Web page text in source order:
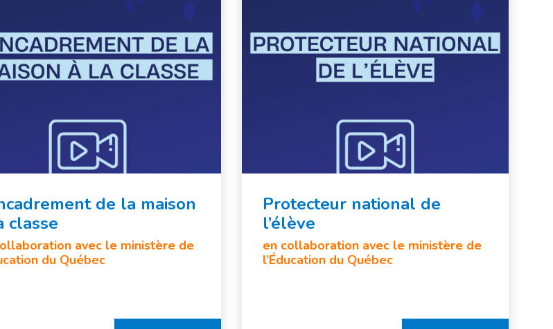
de la maison
classe
avec le ministère de
du Québec
Protecteur national de
l’élève
en collaboration avec le ministère de
l’Éducation du Québec